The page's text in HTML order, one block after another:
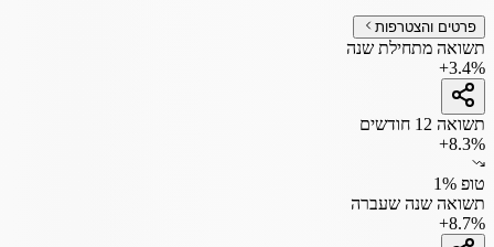
פרטים והצטרפות
תשואה מתחילת שנה
+3.4%
תשואה 12 חודשים
+8.3%
טופ 1%
תשואה שנה שעברה
+8.7%